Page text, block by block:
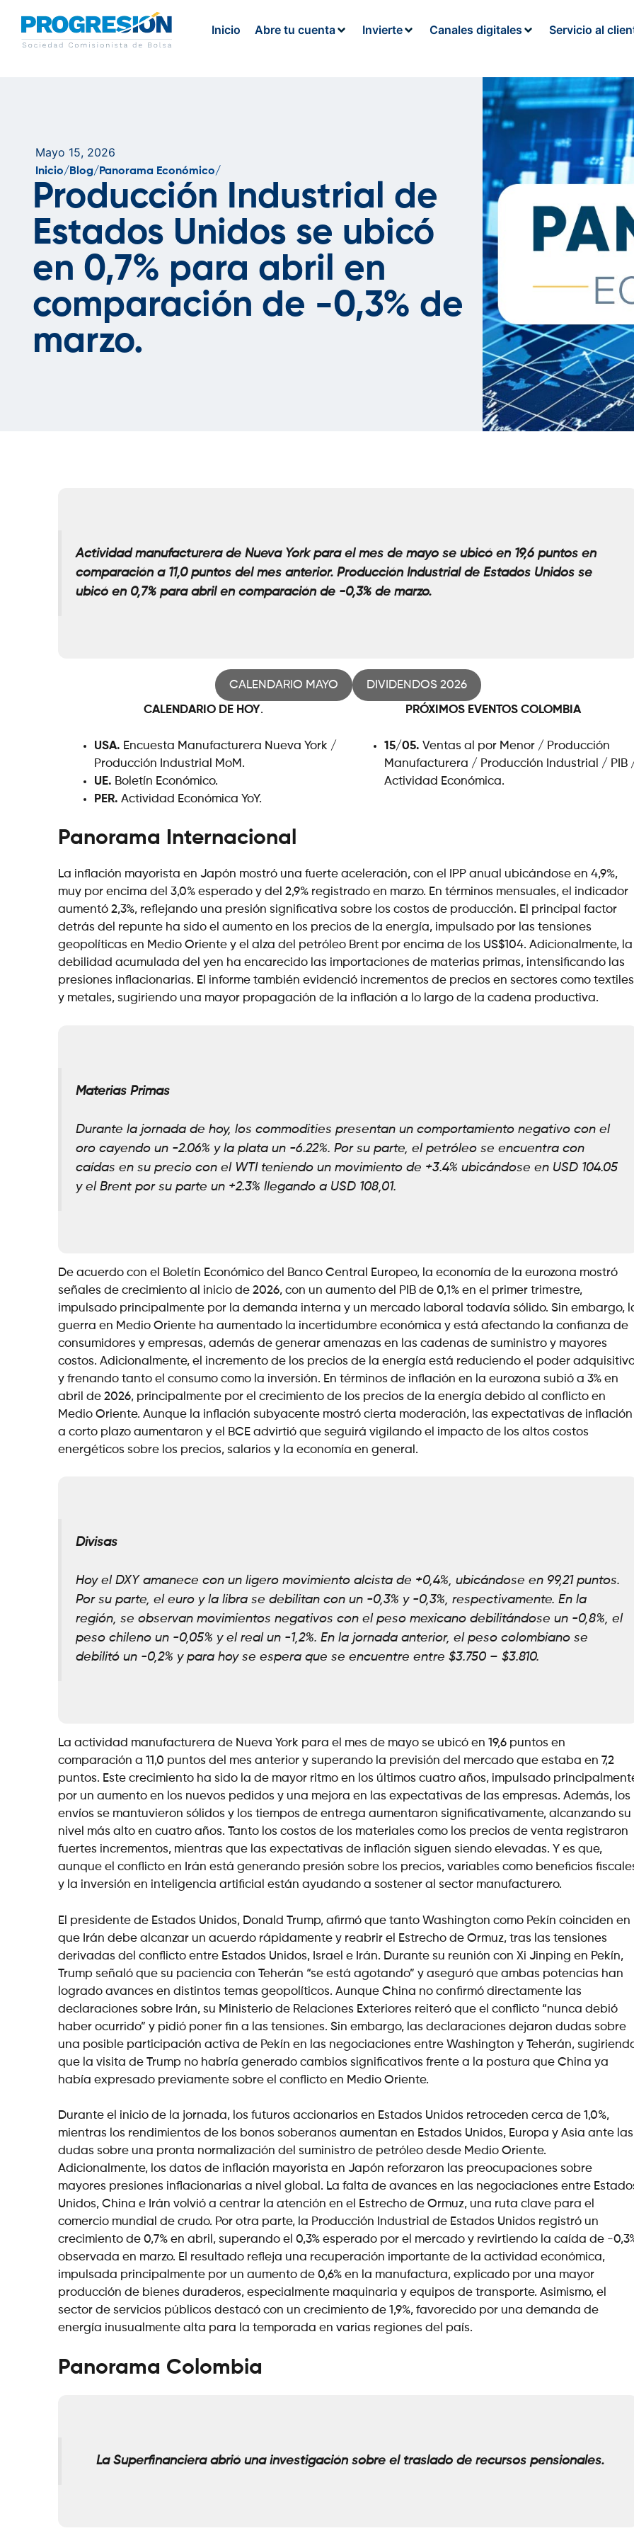
Inicio Abre tu cuenta Invierte Canales digitales Servicio al
Mayo 15, 2026
Inicio/ Blog/ Panorama Económico/
Producción Industrial de
Estados Unidos se ubicó
en 0,7% para abril en
comparación de -0,3% de
marzo.
Actividad manufacturera de Nueva York para el mes de mayo se ubicó en 19,6 puntos en
comparación a 11,0 puntos del mes anterior. Producción Industrial de Estados Unidos se
ubicó en 0,7% para abril en comparación de -0,3% de marzo.
CALENDARIO MAYO DIVIDENDOS 2026
CALENDARIO DE HOY.
USA. Encuesta Manufacturera Nueva York /
Producción Industrial MoM.
UE. Boletín Económico.
PER. Actividad Económica YoY.
PRÓXIMOS EVENTOS COLOMBIA
15/05. Ventas al por Menor / Producción
Manufacturera / Producción Industrial / PIB
Actividad Económica.
Panorama Internacional
La inflación mayorista en Japón mostró una fuerte aceleración, con el IPP anual ubicándose en 4,9%,
muy por encima del 3,0% esperado y del 2,9% registrado en marzo. En términos mensuales, el indicador
aumentó 2,3%, reflejando una presión significativa sobre los costos de producción. El principal factor
detrás del repunte ha sido el aumento en los precios de la energía, impulsado por las tensiones
geopolíticas en Medio Oriente y el alza del petróleo Brent por encima de los US$104. Adicionalmente, la
debilidad acumulada del yen ha encarecido las importaciones de materias primas, intensificando las
presiones inflacionarias. El informe también evidenció incrementos de precios en sectores como textiles
y metales, sugiriendo una mayor propagación de la inflación a lo largo de la cadena productiva.
Materias Primas
Durante la jornada de hoy, los commodities presentan un comportamiento negativo con el
oro cayendo un -2.06% y la plata un -6.22%. Por su parte, el petróleo se encuentra con
caídas en su precio con el WTI teniendo un movimiento de +3.4% ubicándose en USD 104.05
y el Brent por su parte un +2.3% llegando a USD 108,01.
De acuerdo con el Boletín Económico del Banco Central Europeo, la economía de la eurozona mostró
señales de crecimiento al inicio de 2026, con un aumento del PIB de 0,1% en el primer trimestre,
impulsado principalmente por la demanda interna y un mercado laboral todavía sólido. Sin embargo,
guerra en Medio Oriente ha aumentado la incertidumbre económica y está afectando la confianza de
consumidores y empresas, además de generar amenazas en las cadenas de suministro y mayores
costos. Adicionalmente, el incremento de los precios de la energía está reduciendo el poder
y frenando tanto el consumo como la inversión. En términos de inflación en la eurozona subió a 3% en
abril de 2026, principalmente por el crecimiento de los precios de la energía debido al conflicto en
Medio Oriente. Aunque la inflación subyacente mostró cierta moderación, las expectativas de inflación
a corto plazo aumentaron y el BCE advirtió que seguirá vigilando el impacto de los altos costos
energéticos sobre los precios, salarios y la economía en general.
Divisas
Hoy el DXY amanece con un ligero movimiento alcista de +0,4%, ubicándose en 99,21 puntos.
Por su parte, el euro y la libra se debilitan con un -0,3% y -0,3%, respectivamente. En la
región, se observan movimientos negativos con el peso mexicano debilitándose un -0,8%, el
peso chileno un -0,05% y el real un -1,2%. En la jornada anterior, el peso colombiano se
debilitó un -0,2% y para hoy se espera que se encuentre entre $3.750 – $3.810.
La actividad manufacturera de Nueva York para el mes de mayo se ubicó en 19,6 puntos en
comparación a 11,0 puntos del mes anterior y superando la previsión del mercado que estaba en 7,2
puntos. Este crecimiento ha sido la de mayor ritmo en los últimos cuatro años, impulsado
por un aumento en los nuevos pedidos y una mejora en las expectativas de las empresas. Además, los
envíos se mantuvieron sólidos y los tiempos de entrega aumentaron significativamente, alcanzando su
nivel más alto en cuatro años. Tanto los costos de los materiales como los precios de venta registraron
fuertes incrementos, mientras que las expectativas de inflación siguen siendo elevadas. Y es que,
aunque el conflicto en Irán está generando presión sobre los precios, variables como beneficios
y la inversión en inteligencia artificial están ayudando a sostener al sector manufacturero.
El presidente de Estados Unidos, Donald Trump, afirmó que tanto Washington como Pekín coinciden en
que Irán debe alcanzar un acuerdo rápidamente y reabrir el Estrecho de Ormuz, tras las tensiones
derivadas del conflicto entre Estados Unidos, Israel e Irán. Durante su reunión con Xi Jinping en Pekín,
Trump señaló que su paciencia con Teherán “se está agotando” y aseguró que ambas potencias han
logrado avances en distintos temas geopolíticos. Aunque China no confirmó directamente las
declaraciones sobre Irán, su Ministerio de Relaciones Exteriores reiteró que el conflicto “nunca debió
haber ocurrido” y pidió poner fin a las tensiones. Sin embargo, las declaraciones dejaron dudas sobre
una posible participación activa de Pekín en las negociaciones entre Washington y Teherán,
que la visita de Trump no habría generado cambios significativos frente a la postura que China ya
había expresado previamente sobre el conflicto en Medio Oriente.
Durante el inicio de la jornada, los futuros accionarios en Estados Unidos retroceden cerca de 1,0%,
mientras los rendimientos de los bonos soberanos aumentan en Estados Unidos, Europa y Asia ante las
dudas sobre una pronta normalización del suministro de petróleo desde Medio Oriente.
Adicionalmente, los datos de inflación mayorista en Japón reforzaron las preocupaciones sobre
mayores presiones inflacionarias a nivel global. La falta de avances en las negociaciones entre
Unidos, China e Irán volvió a centrar la atención en el Estrecho de Ormuz, una ruta clave para el
comercio mundial de crudo. Por otra parte, la Producción Industrial de Estados Unidos registró un
crecimiento de 0,7% en abril, superando el 0,3% esperado por el mercado y revirtiendo la caída de -
observada en marzo. El resultado refleja una recuperación importante de la actividad económica,
impulsada principalmente por un aumento de 0,6% en la manufactura, explicado por una mayor
producción de bienes duraderos, especialmente maquinaria y equipos de transporte. Asimismo, el
sector de servicios públicos destacó con un crecimiento de 1,9%, favorecido por una demanda de
energía inusualmente alta para la temporada en varias regiones del país.
Panorama Colombia
La Superfinanciera abrió una investigación sobre el traslado de recursos pensionales.